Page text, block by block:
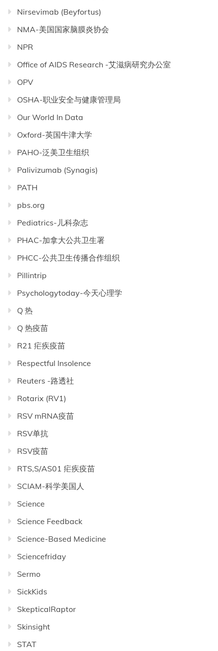
Nirsevimab (Beyfortus)
NMA-美国国家脑膜炎协会
NPR
Office of AIDS Research -艾滋病研究办公室
OPV
OSHA-职业安全与健康管理局
Our World In Data
Oxford-英国牛津大学
PAHO-泛美卫生组织
Palivizumab (Synagis)
PATH
pbs.org
Pediatrics-儿科杂志
PHAC-加拿大公共卫生署
PHCC-公共卫生传播合作组织
Pillintrip
Psychologytoday-今天心理学
Q 热
Q 热疫苗
R21 疟疾疫苗
Respectful Insolence
Reuters -路透社
Rotarix (RV1)
RSV mRNA疫苗
RSV单抗
RSV疫苗
RTS,S/AS01 疟疾疫苗
SCIAM-科学美国人
Science
Science Feedback
Science-Based Medicine
Sciencefriday
Sermo
SickKids
SkepticalRaptor
Skinsight
STAT